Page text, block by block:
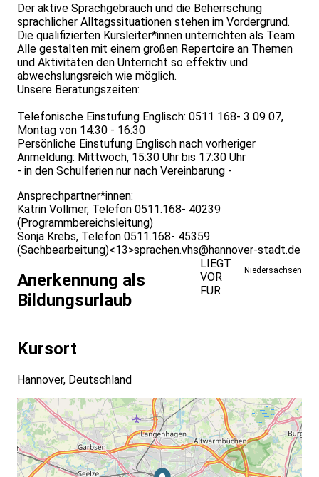
Der aktive Sprachgebrauch und die Beherrschung
sprachlicher Alltagssituationen stehen im Vordergrund.
Die qualifizierten Kursleiter*innen unterrichten als Team.
Alle gestalten mit einem großen Repertoire an Themen
und Aktivitäten den Unterricht so effektiv und
abwechslungsreich wie möglich.
Unsere Beratungszeiten:
Telefonische Einstufung Englisch: 0511 168- 3 09 07,
Montag von 14:30 - 16:30
Persönliche Einstufung Englisch nach vorheriger
Anmeldung: Mittwoch, 15:30 Uhr bis 17:30 Uhr
- in den Schulferien nur nach Vereinbarung -
Ansprechpartner*innen:
Katrin Vollmer, Telefon 0511.168- 40239
(Programmbereichsleitung)
Sonja Krebs, Telefon 0511.168- 45359
(Sachbearbeitung)<13>sprachen.vhs@hannover-stadt.de
Anerkennung als
Bildungsurlaub
LIEGT
VOR
FÜR
Niedersachsen
Kursort
Hannover, Deutschland